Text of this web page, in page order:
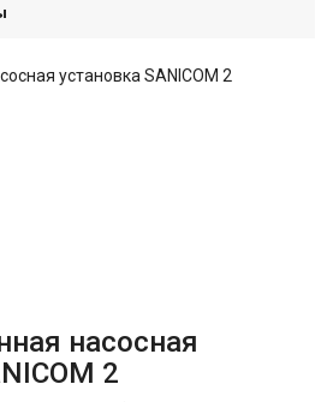
насосная
2